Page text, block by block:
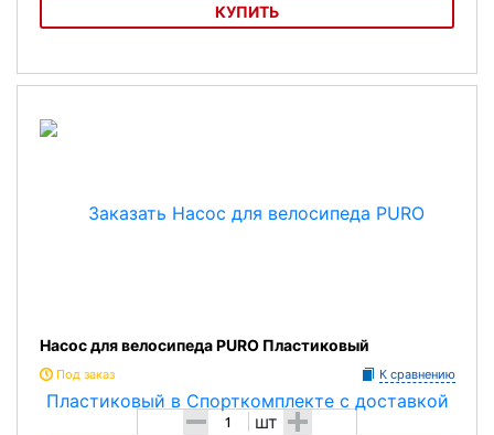
КУПИТЬ
Насос SKS MSP
Насос для велосипеда PURO Пластиковый
Под заказ К сравнению
- шт +